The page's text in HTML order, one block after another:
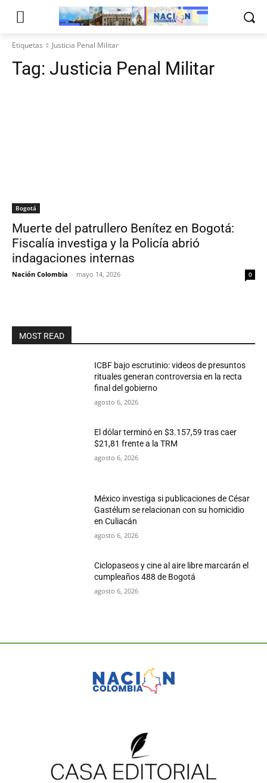
Etiquetas Justicia Penal Militar
Tag: Justicia Penal Militar
Bogotá
Muerte del patrullero Benítez en Bogotá:
Fiscalía investiga y la Policía abrió
indagaciones internas
Nación Colombia - mayo 14, 2026 0
MOST READ
ICBF bajo escrutinio: videos de presuntos
rituales generan controversia en la recta
final del gobierno
agosto 6, 2026
El dólar terminó en $3.157,59 tras caer
$21,81 frente a la TRM
agosto 6, 2026
México investiga si publicaciones de César
Gastélum se relacionan con su homicidio
en Culiacán
agosto 6, 2026
Ciclopaseos y cine al aire libre marcarán el
cumpleaños 488 de Bogotá
agosto 6, 2026